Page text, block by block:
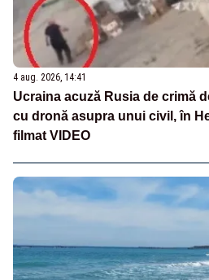
4 aug. 2026, 14:41
Ucraina acuză Rusia de crimă
cu dronă asupra unui civil, în
filmat VIDEO